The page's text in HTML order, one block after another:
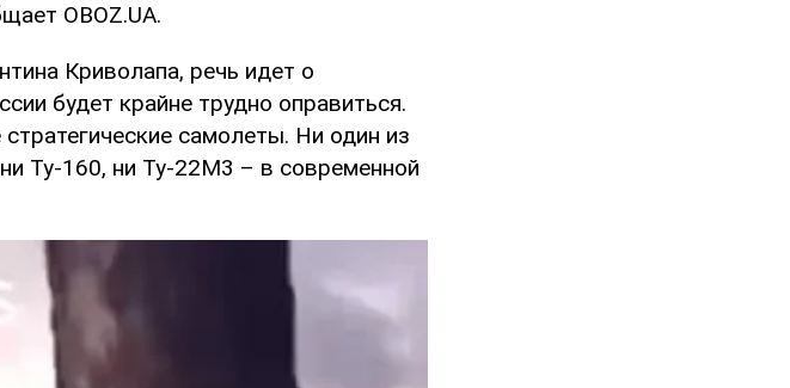
OBOZ.UA.
Криволапа, речь идет о
будет крайне трудно оправиться.
самолеты. Ни один из
Ту-160, ни Ту-22М3 – в современной